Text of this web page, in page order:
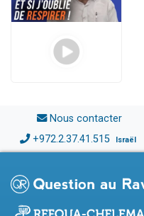
Nous contacter
+972.2.37.41.515 Israël